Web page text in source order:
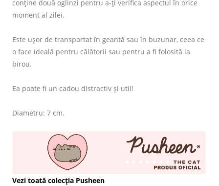
conține două oglinzi pentru a-ți verifica aspectul în orice
moment al zilei.
Este ușor de transportat în geantă sau în buzunar, ceea ce
o face ideală pentru călătorii sau pentru a fi folosită la
birou.
Ea poate fi un cadou distractiv și util!
Diametru: 7 cm.
Vezi toată colecția Pusheen